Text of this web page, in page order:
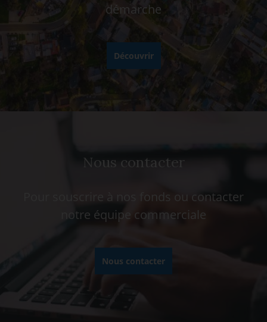
démarche
Découvrir
Nous contacter
Pour souscrire à nos fonds ou contacter
notre équipe commerciale
Nous contacter